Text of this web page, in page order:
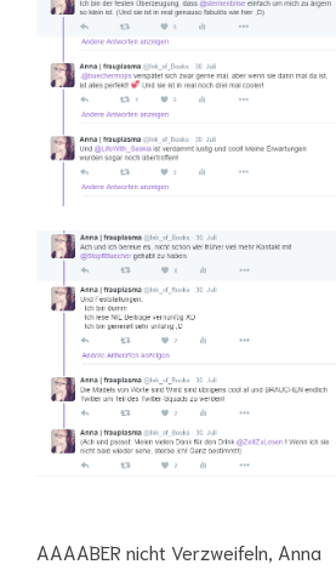
AAAABER nicht Verzweifeln, Anna